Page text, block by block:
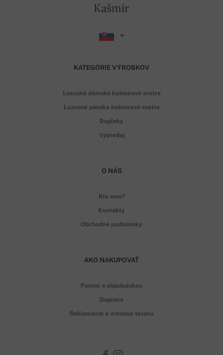
Kašmír
KATEGÓRIE VÝROBKOV
Luxusné dámske kašmírové svetre
Luxusné pánske kašmírové svetre
Doplnky
Výpredaj
O NÁS
Kto sme?
Kontakty
Obchodné podmienky
AKO NAKUPOVAŤ
Pomoc s objednávkou
Doprava
Reklamácie a vrátenie tovaru